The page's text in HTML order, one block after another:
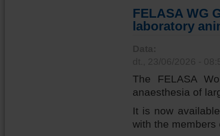
FELASA WG
laboratory
The FELASA
anaesthesia of
It is now
with the